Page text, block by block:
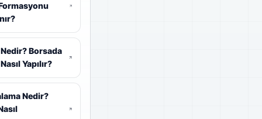
Borsada
Yapılır?
Nedir?